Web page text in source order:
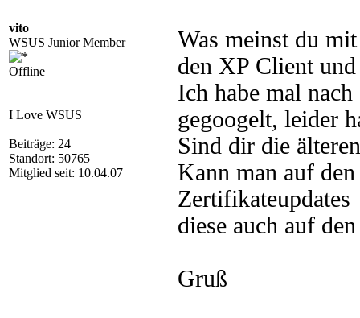
vito
WSUS Junior Member
Offline
I Love WSUS
Beiträge: 24
Standort: 50765
Mitglied seit: 10.04.07
Was meinst du
den XP Client
Ich habe mal
gegoogelt, leider
Sind dir die
Kann man auf
diese auch auf
Gruß